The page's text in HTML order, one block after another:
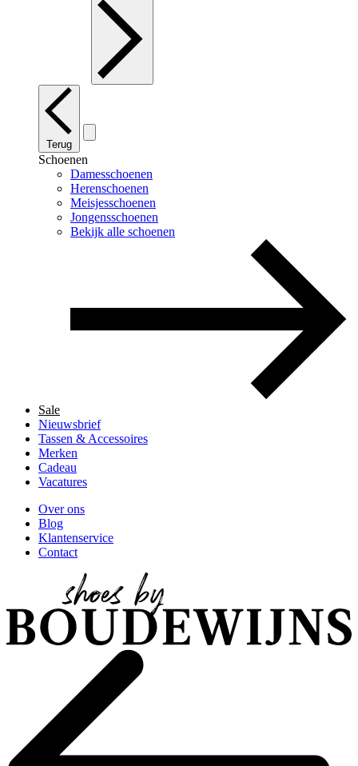
Terug
Schoenen
Damesschoenen
Herenschoenen
Meisjesschoenen
Jongensschoenen
Bekijk alle schoenen
Sale
Nieuwsbrief
Tassen & Accessoires
Merken
Cadeau
Vacatures
Over ons
Blog
Klantenservice
Contact